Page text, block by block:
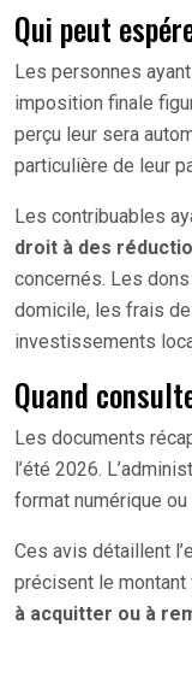
Qui peut
Les personnes
imposition finale
perçu leur sera
particulière de leur
Les contribuables
droit à des
concernés. Les
domicile, les frais
investissements
Quand
Les documents
l’été 2026.
format numérique
Ces avis détaillent
précisent le montant
à acquitter ou à